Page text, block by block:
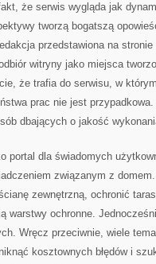
że serwis wygląda jak
tworzą bogatszą
przedstawiona na stronie
witryny jako miejsca
że trafia do serwisu, w
prac nie jest
dbających o jakość
portal dla świadomych
związanym z
zewnętrzną, ochronić
warstwy ochronne.
Wręcz przeciwnie, wiele
kosztownych błędów i